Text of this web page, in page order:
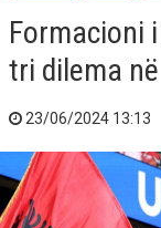
Formacioni
tri dilema
23/06/2024 13:13